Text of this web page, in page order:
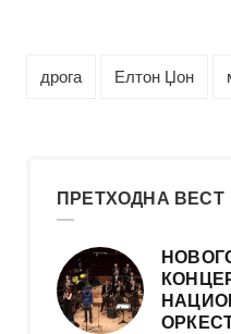
дрога Елтон Џон
ПРЕТХОДНА ВЕСТ